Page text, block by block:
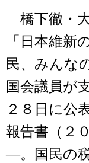
橋下徹・
「日本維新
民、みんな
国会議員が
２８日に公
報告書（２
―。国民の